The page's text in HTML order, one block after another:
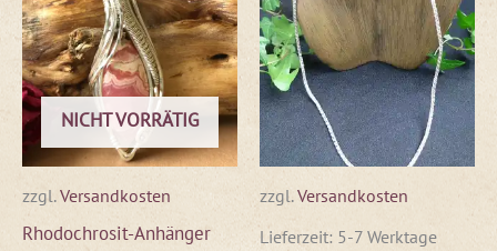
NICHT VORRÄTIG
zzgl.Versandkosten
Rhodochrosit-Anhänger
zzgl.Versandkosten
Lieferzeit: 5-7 Werktage